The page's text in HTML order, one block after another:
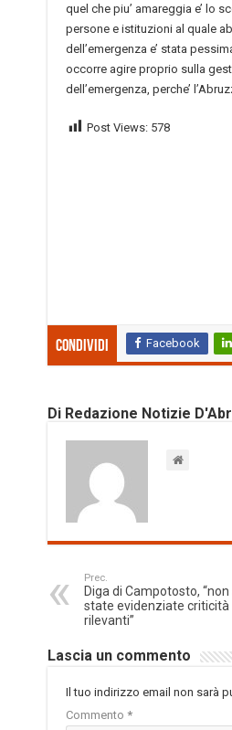
quel che piu’ amareggia e’ lo
persone e istituzioni al quale
dell’emergenza e’ stata
occorre agire proprio sulla
dell’emergenza, perche’
Post Views: 578
Condividi Facebook
Di Redazione Notizie
Prec.
Diga di Campotosto, “non
state evidenziate criticità
rilevanti”
Lascia un commento
Il tuo indirizzo email non sarà
Commento *